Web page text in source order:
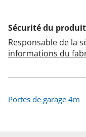
Sécurité du produit
Responsable de la
informations du
Portes de garage 4m